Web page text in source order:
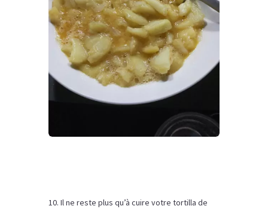
10. Il ne reste plus qu’à cuire votre tortilla de